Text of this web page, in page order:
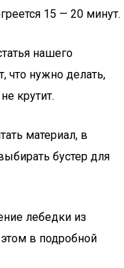
15 — 20 минут.
нашего
что нужно делать,
крутит.
материал, в
бустер для
лебедки из
в подробной